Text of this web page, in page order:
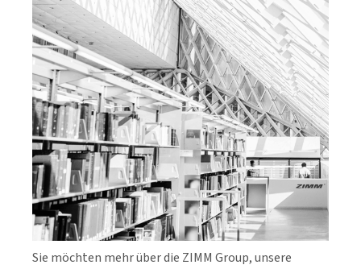
Sie möchten mehr über die ZIMM Group, unsere